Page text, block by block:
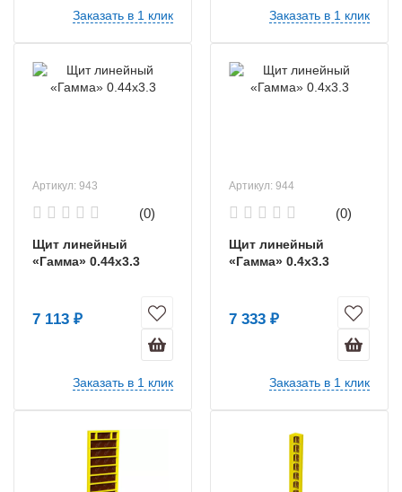
Заказать в 1 клик Заказать в 1 клик
Артикул: 943
(0)
Щит линейный
«Гамма» 0.44х3.3
7 113 ₽
Заказать в 1 клик
Артикул: 944
(0)
Щит линейный
«Гамма» 0.4х3.3
7 333 ₽
Заказать в 1 клик